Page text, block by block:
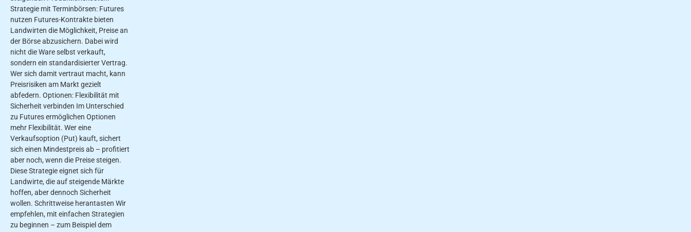
Strategie mit Terminbörsen: Futures
nutzen Futures-Kontrakte bieten
Landwirten die Möglichkeit, Preise an
der Börse abzusichern. Dabei wird
nicht die Ware selbst verkauft,
sondern ein standardisierter Vertrag.
Wer sich damit vertraut macht, kann
Preisrisiken am Markt gezielt
abfedern. Optionen: Flexibilität mit
Sicherheit verbinden Im Unterschied
zu Futures ermöglichen Optionen
mehr Flexibilität. Wer eine
Verkaufsoption (Put) kauft, sichert
sich einen Mindestpreis ab – profitiert
aber noch, wenn die Preise steigen.
Diese Strategie eignet sich für
Landwirte, die auf steigende Märkte
hoffen, aber dennoch Sicherheit
wollen. Schrittweise herantasten Wir
empfehlen, mit einfachen Strategien
zu beginnen – zum Beispiel dem